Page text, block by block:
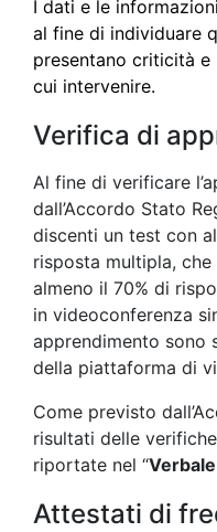
I dati e le
al fine di individuare
presentano criticità e
cui intervenire.
Verifica di
Al fine di verificare
dall’Accordo Stato
discenti un test con
risposta multipla, che
almeno il 70% di
in videoconferenza
apprendimento sono
della piattaforma di
Come previsto
risultati delle
riportate nel “
Attestati di